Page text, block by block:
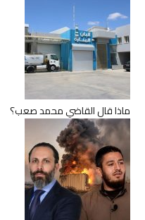
ماذا قال القاضي محمد صعب؟